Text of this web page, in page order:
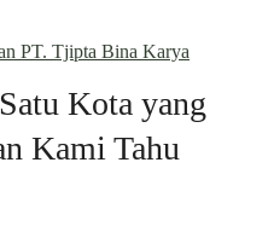
PT. Tjipta Bina Karya
Kota yang
Kami Tahu